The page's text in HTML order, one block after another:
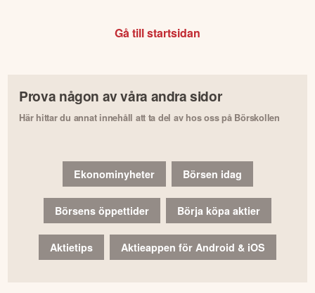
Gå till startsidan
Prova någon av våra andra sidor
Här hittar du annat innehåll att ta del av hos oss på Börskollen
Ekonominyheter Börsen idag
Börsens öppettider Börja köpa aktier
Aktietips Aktieappen för Android & iOS